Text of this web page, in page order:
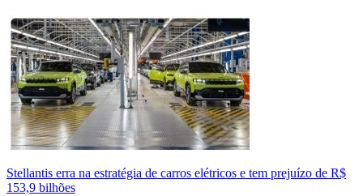
Stellantis erra na estratégia de carros elétricos e tem prejuízo de R$
153,9 bilhões